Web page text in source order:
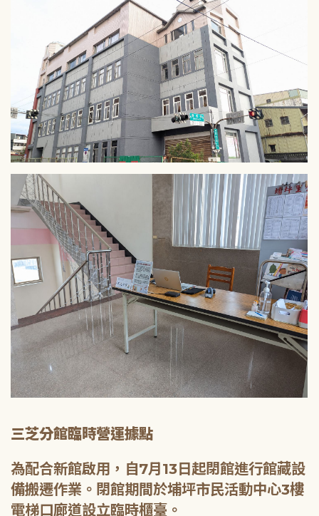
三芝分館臨時營運據點
為配合新館啟用，自7月13日起閉館進行館藏設
備搬遷作業。閉館期間於埔坪市民活動中心3樓
電梯口廊道設立臨時櫃臺。